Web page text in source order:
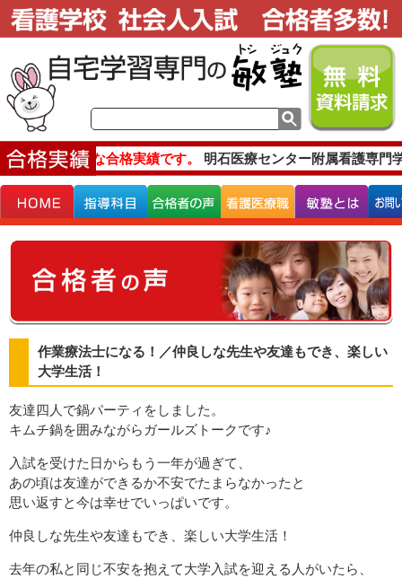
主な合格実績です。 明石医療センター附属看護専
作業療法士になる！／仲良しな先生や友達もでき、楽しい
大学生活！
友達四人で鍋パーティをしました。
キムチ鍋を囲みながらガールズトークです♪
入試を受けた日からもう一年が過ぎて、
あの頃は友達ができるか不安でたまらなかったと
思い返すと今は幸せでいっぱいです。
仲良しな先生や友達もでき、楽しい大学生活！
去年の私と同じ不安を抱えて大学入試を迎える人がいたら、